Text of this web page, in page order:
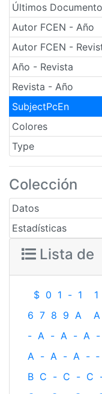
Últimos
Autor FCEN - Año
Autor FCEN -
Año - Revista
Revista - Año
SubjectPcEn
Colores
Type
Colección
Datos
Estadísticas
Lista de
$ 0 1 - 1 1
6 7 8 9 A A
- A - A - A -
A - A - A - ‐
B C - C - C